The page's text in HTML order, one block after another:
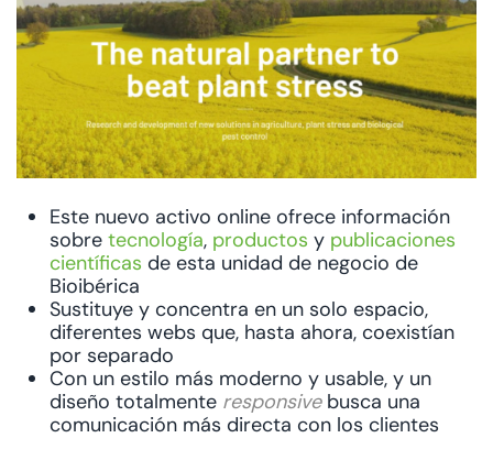
Este nuevo activo online ofrece información
sobre tecnología, productos y publicaciones
científicas de esta unidad de negocio de
Bioibérica
Sustituye y concentra en un solo espacio,
diferentes webs que, hasta ahora, coexistían
por separado
Con un estilo más moderno y usable, y un
diseño totalmente responsivebusca una
comunicación más directa con los clientes